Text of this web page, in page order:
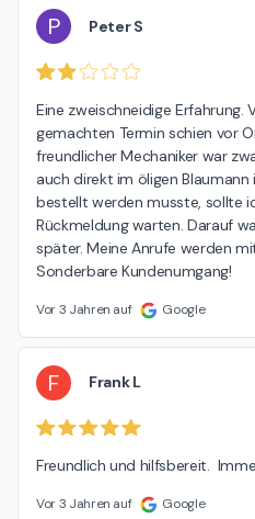
P Peter S
Eine zweischneidige Erfahrung.
gemachten Termin schien vor
freundlicher Mechaniker war
auch direkt im öligen Blaumann
bestellt werden musste, sollte
Rückmeldung warten. Darauf
später. Meine Anrufe werden
Sonderbare Kundenumgang!
Vor 3 Jahren auf Google
F Frank L
Freundlich und hilfsbereit.
Vor 3 Jahren auf Google